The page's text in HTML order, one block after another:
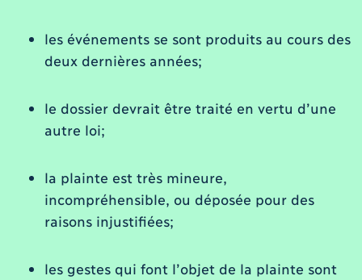
les événements se sont produits au cours des
deux dernières années;
le dossier devrait être traité en vertu d’une
autre loi;
la plainte est très mineure,
incompréhensible, ou déposée pour des
raisons injustifiées;
les gestes qui font l’objet de la plainte sont